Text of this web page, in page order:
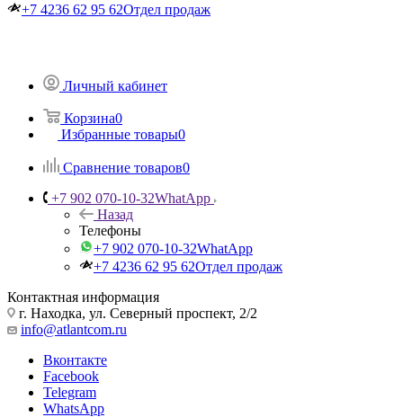
+7 4236 62 95 62Отдел продаж
Личный кабинет
Корзина0
Избранные товары0
Сравнение товаров0
+7 902 070-10-32WhatApp
Назад
Телефоны
+7 902 070-10-32WhatApp
+7 4236 62 95 62Отдел продаж
Контактная информация
г. Находка, ул. Северный проспект, 2/2
info@atlantcom.ru
Вконтакте
Facebook
Telegram
WhatsApp